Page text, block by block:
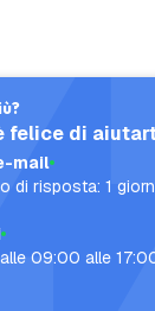
felice di
mail
di risposta: 1
09:00 alle